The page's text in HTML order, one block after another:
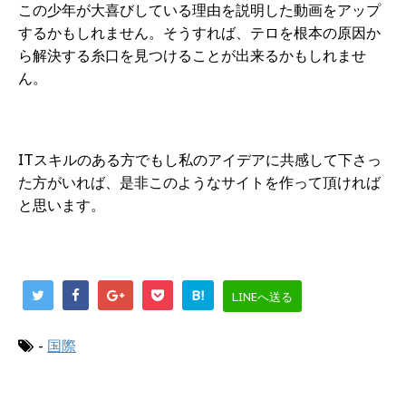
この少年が大喜びしている理由を説明した動画をアップ
するかもしれません。そうすれば、テロを根本の原因か
ら解決する糸口を見つけることが出来るかもしれませ
ん。
ITスキルのある方でもし私のアイデアに共感して下さっ
た方がいれば、是非このようなサイトを作って頂ければ
と思います。
B! LINEへ送る
- 国際